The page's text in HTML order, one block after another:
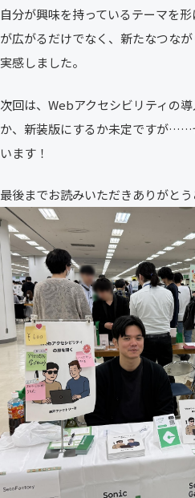
自分が興味を持っているテーマを
が広がるだけでなく、新たなつな
実感しました。
次回は、Webアクセシビリティの
か、新装版にするか未定ですが……
います！
最後までお読みいただきありがとう